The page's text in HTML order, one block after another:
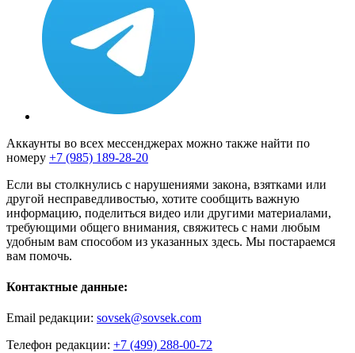
Аккаунты во всех мессенджерах можно также найти по
номеру +7 (985) 189-28-20
Если вы столкнулись с нарушениями закона, взятками или
другой несправедливостью, хотите сообщить важную
информацию, поделиться видео или другими материалами,
требующими общего внимания, свяжитесь с нами любым
удобным вам способом из указанных здесь. Мы постараемся
вам помочь.
Контактные данные:
Email редакции: sovsek@sovsek.com
Телефон редакции: +7 (499) 288-00-72